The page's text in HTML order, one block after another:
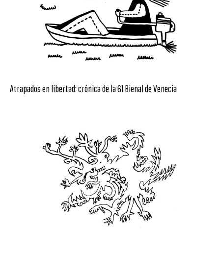
Atrapados en libertad: crónica de la 61 Bienal de Venecia